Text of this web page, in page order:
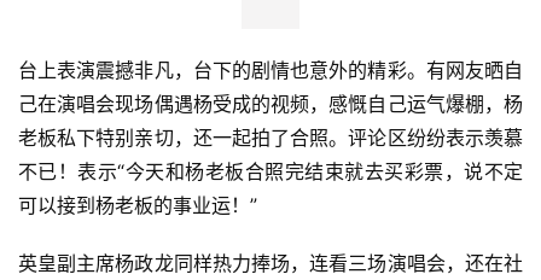
人
工
智
能
汽
&
台上表演震撼非凡，台下的剧情也意外的精彩。有网友晒自
己在演唱会现场偶遇杨受成的视频，感慨自己运气爆棚，杨
老板私下特别亲切，还一起拍了合照。评论区纷纷表示羡慕
不已！表示“今天和杨老板合照完结束就去买彩票，说不定
可以接到杨老板的事业运！”
英皇副主席杨政龙同样热力捧场，连看三场演唱会，还在社